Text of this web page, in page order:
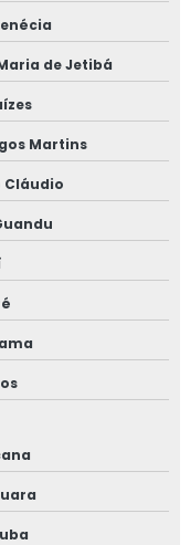
de Jetibá
Martins
Cláudio